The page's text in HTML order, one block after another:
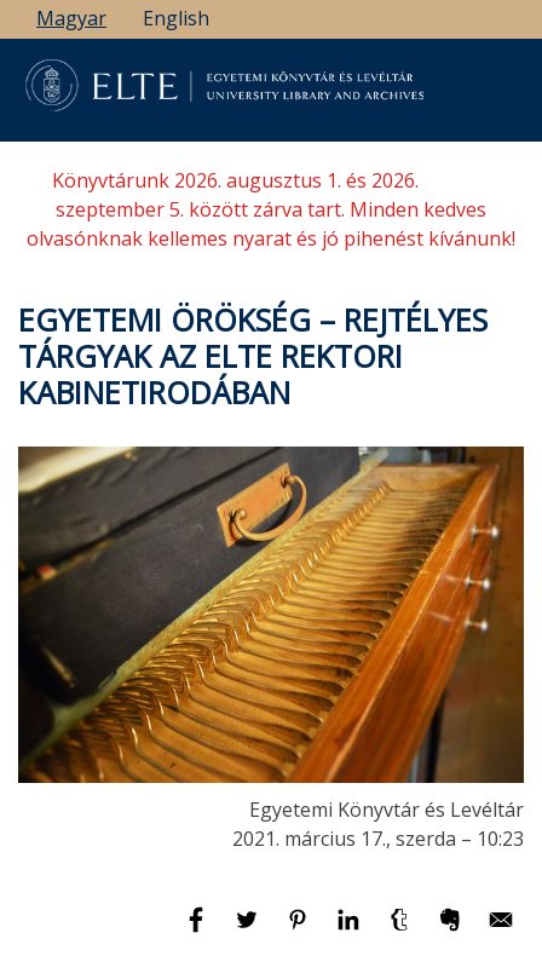
Ugrás
a
tartalomra
Magyar English
Könyvtárunk 2026. augusztus 1. és 2026.
szeptember 5. között zárva tart. Minden kedves
olvasónknak kellemes nyarat és jó pihenést kívánunk!
EGYETEMI ÖRÖKSÉG – REJTÉLYES
TÁRGYAK AZ ELTE REKTORI
KABINETIRODÁBAN
Egyetemi Könyvtár és Levéltár
2021. március 17., szerda – 10:23